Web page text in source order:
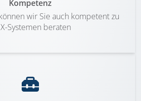
Kompetenz
wir Sie auch kompetent zu
Systemen beraten